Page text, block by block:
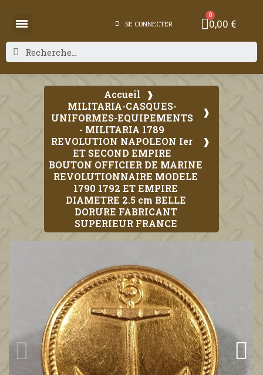
SE CONNECTER 0,00 €
Accueil
MILITARIA-CASQUES-
UNIFORMES-EQUIPEMENTS
- MILITARIA 1789
REVOLUTION NAPOLEON Ier
ET SECOND EMPIRE
BOUTON OFFICIER DE MARINE
REVOLUTIONNAIRE MODELE
1790 1792 ET EMPIRE
DIAMETRE 2.5 cm BELLE
DORURE FABRICANT
SUPERIEUR FRANCE